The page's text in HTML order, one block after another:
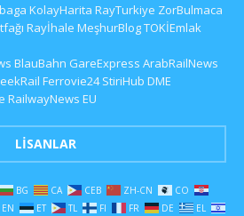
KolayHarita RayTurkiye ZorBulmaca
Rayİhale MeşhurBlogTOKİEmlak
BlauBahn GareExpress ArabRailNews
Ferrovie24 StiriHub DME
RailwayNews EU
LISANLAR
BG CA CEB ZH-CN
CO
EN ET TL FI FR DE
EL